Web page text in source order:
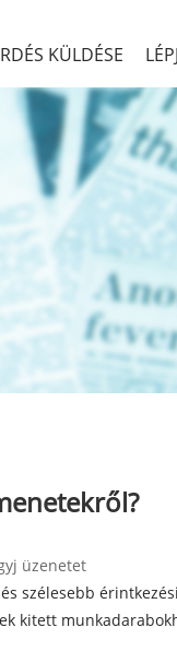
KÜLDÉSE
üzenetet
szélesebb
kitett